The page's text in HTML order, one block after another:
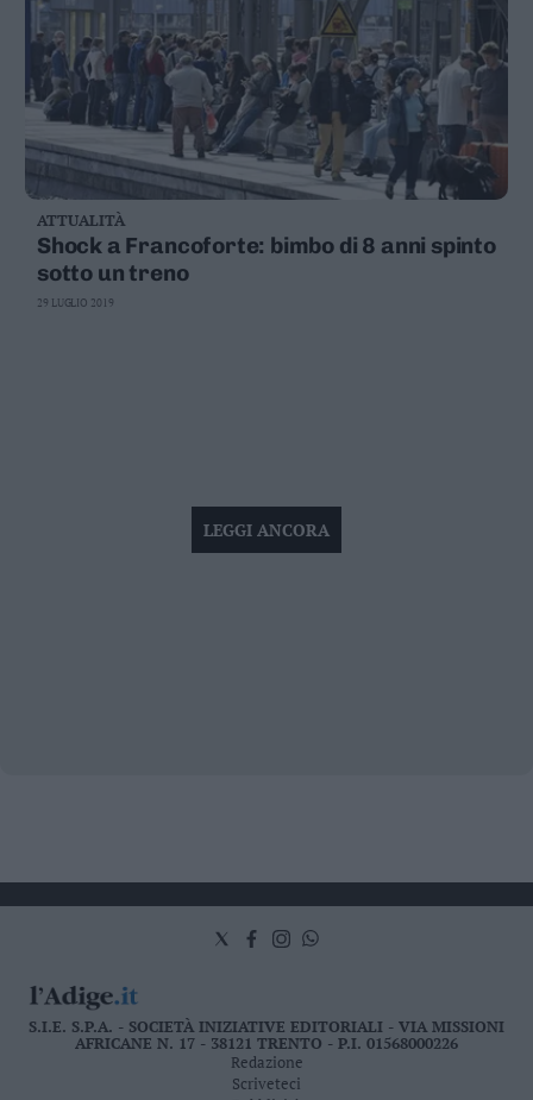
ATTUALITÀ
Shock a Francoforte: bimbo di 8 anni spinto
sotto un treno
29 LUGLIO 2019
LEGGI ANCORA
S.I.E. S.P.A. - SOCIETÀ INIZIATIVE EDITORIALI - VIA MISSIONI
AFRICANE N. 17 - 38121 TRENTO - P.I. 01568000226
Redazione
Scriveteci